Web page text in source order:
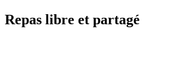
Repas libre et partagé